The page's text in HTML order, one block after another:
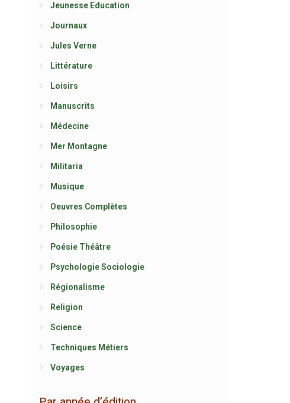
Jeunesse Education
Journaux
Jules Verne
Littérature
Loisirs
Manuscrits
Médecine
Mer Montagne
Militaria
Musique
Oeuvres Complètes
Philosophie
Poésie Théâtre
Psychologie Sociologie
Régionalisme
Religion
Science
Techniques Métiers
Voyages